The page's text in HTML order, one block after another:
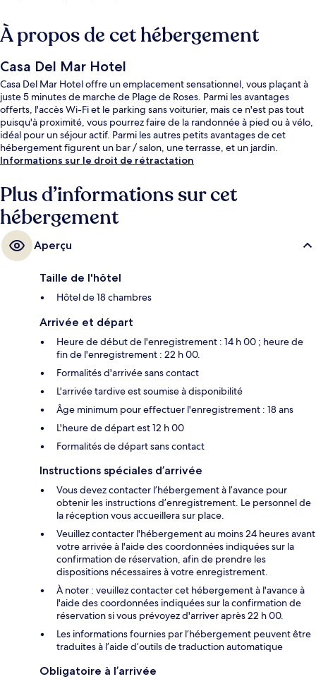
À propos de cet hébergement
Casa Del Mar Hotel
Casa Del Mar Hotel offre un emplacement sensationnel, vous plaçant à
juste 5 minutes de marche de Plage de Roses. Parmi les avantages
offerts, l'accès Wi-Fi et le parking sans voiturier, mais ce n'est pas tout
puisqu'à proximité, vous pourrez faire de la randonnée à pied ou à vélo,
idéal pour un séjour actif. Parmi les autres petits avantages de cet
hébergement figurent un bar / salon, une terrasse, et un jardin.
Informations sur le droit de rétractation
Plus d’informations sur cet
hébergement
Aperçu
Taille de l'hôtel
Hôtel de 18 chambres
Arrivée et départ
Heure de début de l'enregistrement : 14 h 00 ; heure de
fin de l'enregistrement : 22 h 00.
Formalités d'arrivée sans contact
L'arrivée tardive est soumise à disponibilité
Âge minimum pour effectuer l'enregistrement : 18 ans
L'heure de départ est 12 h 00
Formalités de départ sans contact
Instructions spéciales d’arrivée
Vous devez contacter l’hébergement à l’avance pour
obtenir les instructions d’enregistrement. Le personnel de
la réception vous accueillera sur place.
Veuillez contacter l'hébergement au moins 24 heures avant
votre arrivée à l'aide des coordonnées indiquées sur la
confirmation de réservation, afin de prendre les
dispositions nécessaires à votre enregistrement.
À noter : veuillez contacter cet hébergement à l'avance à
l'aide des coordonnées indiquées sur la confirmation de
réservation si vous prévoyez d'arriver après 22 h 00.
Les informations fournies par l’hébergement peuvent être
traduites à l’aide d’outils de traduction automatique
Obligatoire à l’arrivée